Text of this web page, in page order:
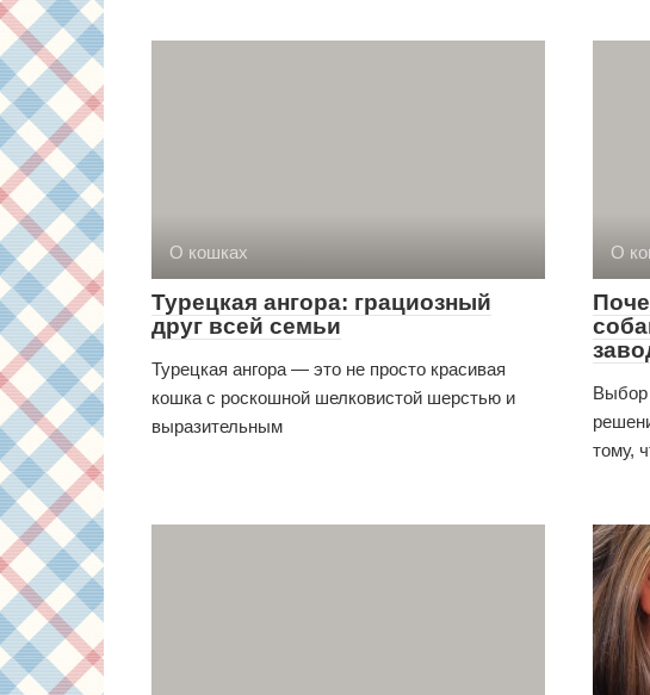
О кошках
Турецкая ангора: грациозный
друг всей семьи
Турецкая ангора — это не просто красивая
кошка с роскошной шелковистой шерстью и
выразительным
О
Выбор
тому,